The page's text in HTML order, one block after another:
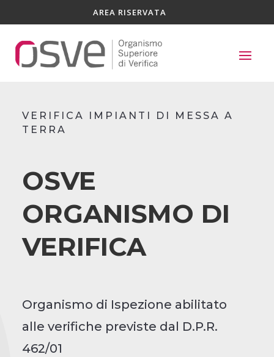
AREA RISERVATA
VERIFICA IMPIANTI DI MESSA A
TERRA
OSVE
ORGANISMO DI
VERIFICA
Organismo di Ispezione abilitato
alle verifiche previste dal D.P.R.
462/01